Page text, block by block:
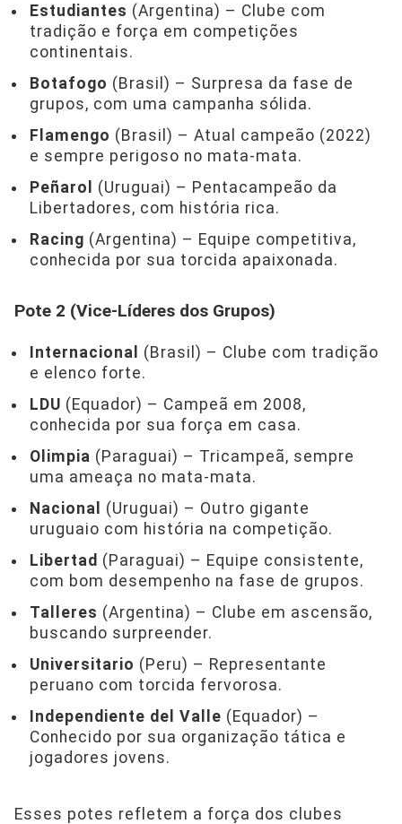
Estudiantes (Argentina) – Clube com
tradição e força em competições
continentais.
Botafogo (Brasil) – Surpresa da fase de
grupos, com uma campanha sólida.
Flamengo (Brasil) – Atual campeão (2022)
e sempre perigoso no mata-mata.
Peñarol
(Uruguai) – Pentacampeão da
Libertadores, com história rica.
Racing (Argentina) – Equipe competitiva,
conhecida por sua torcida apaixonada.
Pote 2 (Vice-Líderes dos Grupos)
Internacional
(Brasil) – Clube com tradição
e elenco forte.
LDU (Equador) – Campeã em 2008,
conhecida por sua força em casa.
Olimpia (Paraguai) – Tricampeã, sempre
uma ameaça no mata-mata.
Nacional
(Uruguai) – Outro gigante
uruguaio com história na competição.
Libertad (Paraguai) – Equipe consistente,
com bom desempenho na fase de grupos.
Talleres (Argentina) – Clube em ascensão,
buscando surpreender.
Universitario (Peru) – Representante
peruano com torcida fervorosa.
Independiente del Valle (Equador) –
Conhecido por sua organização tática e
jogadores jovens.
Esses potes refletem a força dos clubes